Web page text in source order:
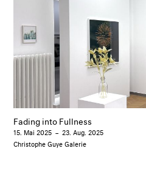
Fading into Fullness
15. Mai 2025 – 23. Aug. 2025
Christophe Guye Galerie